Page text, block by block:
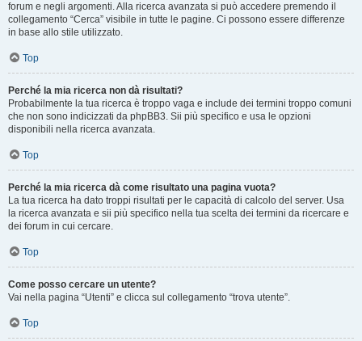
forum e negli argomenti. Alla ricerca avanzata si può accedere premendo il
collegamento “Cerca” visibile in tutte le pagine. Ci possono essere differenze
in base allo stile utilizzato.
Top
Perché la mia ricerca non dà risultati?
Probabilmente la tua ricerca è troppo vaga e include dei termini troppo comuni
che non sono indicizzati da phpBB3. Sii più specifico e usa le opzioni
disponibili nella ricerca avanzata.
Top
Perché la mia ricerca dà come risultato una pagina vuota?
La tua ricerca ha dato troppi risultati per le capacità di calcolo del server. Usa
la ricerca avanzata e sii più specifico nella tua scelta dei termini da ricercare e
dei forum in cui cercare.
Top
Come posso cercare un utente?
Vai nella pagina “Utenti” e clicca sul collegamento “trova utente”.
Top